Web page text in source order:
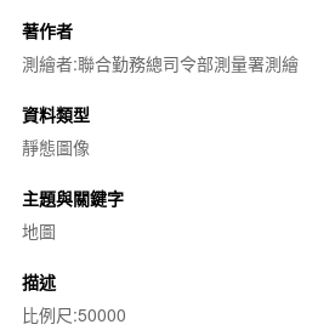
著作者
測繪者:聯合勤務總司令部測量署測繪
資料類型
靜態圖像
主題與關鍵字
地圖
描述
比例尺:50000